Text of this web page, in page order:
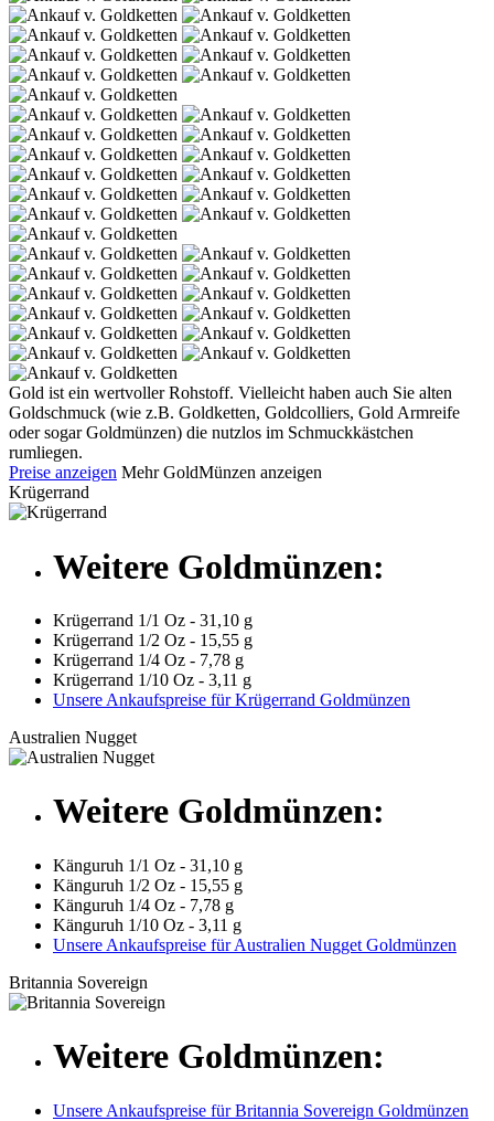
Gold ist ein wertvoller Rohstoff. Vielleicht haben auch Sie alten
Goldschmuck (wie z.B. Goldketten, Goldcolliers, Gold Armreife
oder sogar Goldmünzen) die nutzlos im Schmuckkästchen
rumliegen.
Preise anzeigen Mehr GoldMünzen anzeigen
Krügerrand
Weitere Goldmünzen:
Krügerrand 1/1 Oz - 31,10 g
Krügerrand 1/2 Oz - 15,55 g
Krügerrand 1/4 Oz - 7,78 g
Krügerrand 1/10 Oz - 3,11 g
Unsere Ankaufspreise für Krügerrand Goldmünzen
Australien Nugget
Weitere Goldmünzen:
Känguruh 1/1 Oz - 31,10 g
Känguruh 1/2 Oz - 15,55 g
Känguruh 1/4 Oz - 7,78 g
Känguruh 1/10 Oz - 3,11 g
Unsere Ankaufspreise für Australien Nugget Goldmünzen
Britannia Sovereign
Weitere Goldmünzen:
Unsere Ankaufspreise für Britannia Sovereign Goldmünzen